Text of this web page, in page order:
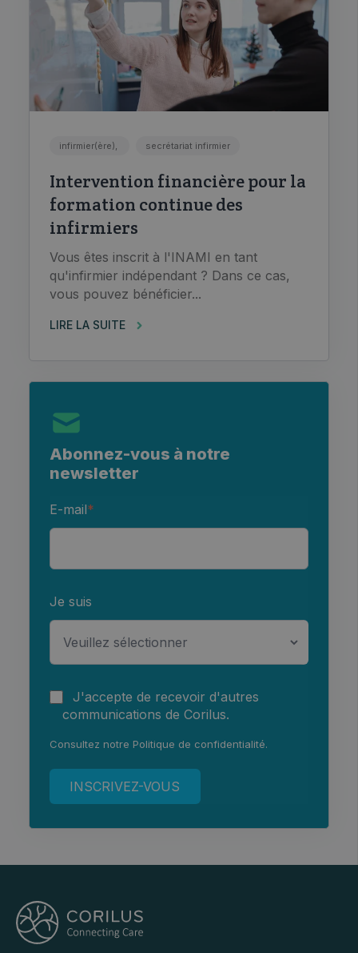
infirmier(ère), secrétariat infirmier
Intervention financière pour la
formation continue des
infirmiers
Vous êtes inscrit à l'INAMI en tant
qu'infirmier indépendant ? Dans ce cas,
vous pouvez bénéficier...
LIRE LA SUITE
Abonnez-vous à notre
newsletter
E-mail*
Je suis
J'accepte de recevoir d'autres
communications de Corilus.
Consultez notre Politique de confidentialité.